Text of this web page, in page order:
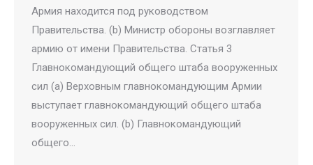
Армия находится под руководством
Правительства. (b) Министр обороны возглавляет
армию от имени Правительства. Статья 3
Главнокомандующий общего штаба вооруженных
сил (a) Верховным главнокомандующим Армии
выступает главнокомандующий общего штаба
вооруженных сил. (b) Главнокомандующий
общего…